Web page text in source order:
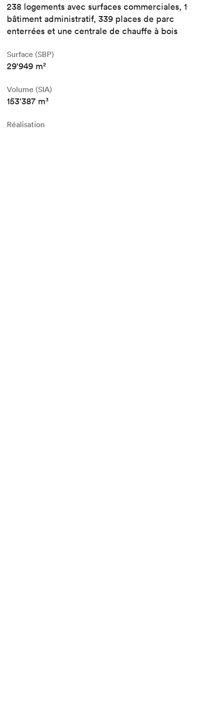
238 logements avec surfaces commerciales, 1
bâtiment administratif, 339 places de parc
enterrées et une centrale de chauffe à bois
Surface (SBP)
29'949 m²
Volume (SIA)
153'387 m³
Réalisation